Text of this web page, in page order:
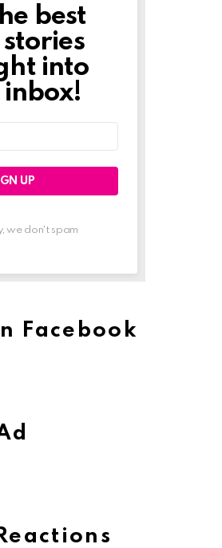
best
into
we don't spam
Facebook